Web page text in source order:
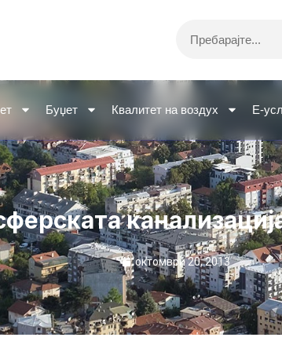
Буџет Квалитет на воздух Е-
октомври 20, 2013